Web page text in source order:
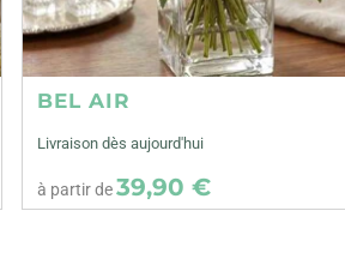
BEL AIR
Livraison dès aujourd'hui
à partir de39,90 €